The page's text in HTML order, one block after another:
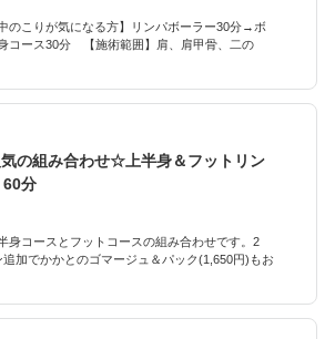
のこりが気になる方】リンパボーラー30分→ボ
コース30分 【施術範囲】肩、肩甲骨、二の
気の組み合わせ☆上半身＆フットリン
60分
身コースとフットコースの組み合わせです。2
加でかかとのゴマージュ＆パック(1,650円)もお